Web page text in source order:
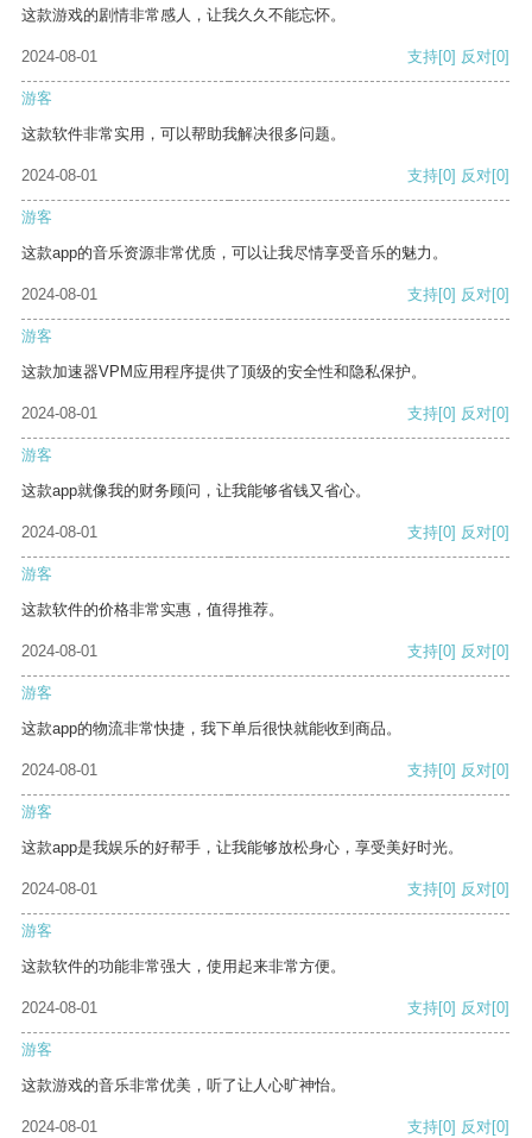
这款游戏的剧情非常感人，让我久久不能忘怀。
2024-08-01 支持[0] 反对[0]
游客
这款软件非常实用，可以帮助我解决很多问题。
2024-08-01 支持[0] 反对[0]
游客
这款app的音乐资源非常优质，可以让我尽情享受音乐的魅力。
2024-08-01 支持[0] 反对[0]
游客
这款加速器VPM应用程序提供了顶级的安全性和隐私保护。
2024-08-01 支持[0] 反对[0]
游客
这款app就像我的财务顾问，让我能够省钱又省心。
2024-08-01 支持[0] 反对[0]
游客
这款软件的价格非常实惠，值得推荐。
2024-08-01 支持[0] 反对[0]
游客
这款app的物流非常快捷，我下单后很快就能收到商品。
2024-08-01 支持[0] 反对[0]
游客
这款app是我娱乐的好帮手，让我能够放松身心，享受美好时光。
2024-08-01 支持[0] 反对[0]
游客
这款软件的功能非常强大，使用起来非常方便。
2024-08-01 支持[0] 反对[0]
游客
这款游戏的音乐非常优美，听了让人心旷神怡。
2024-08-01 支持[0] 反对[0]